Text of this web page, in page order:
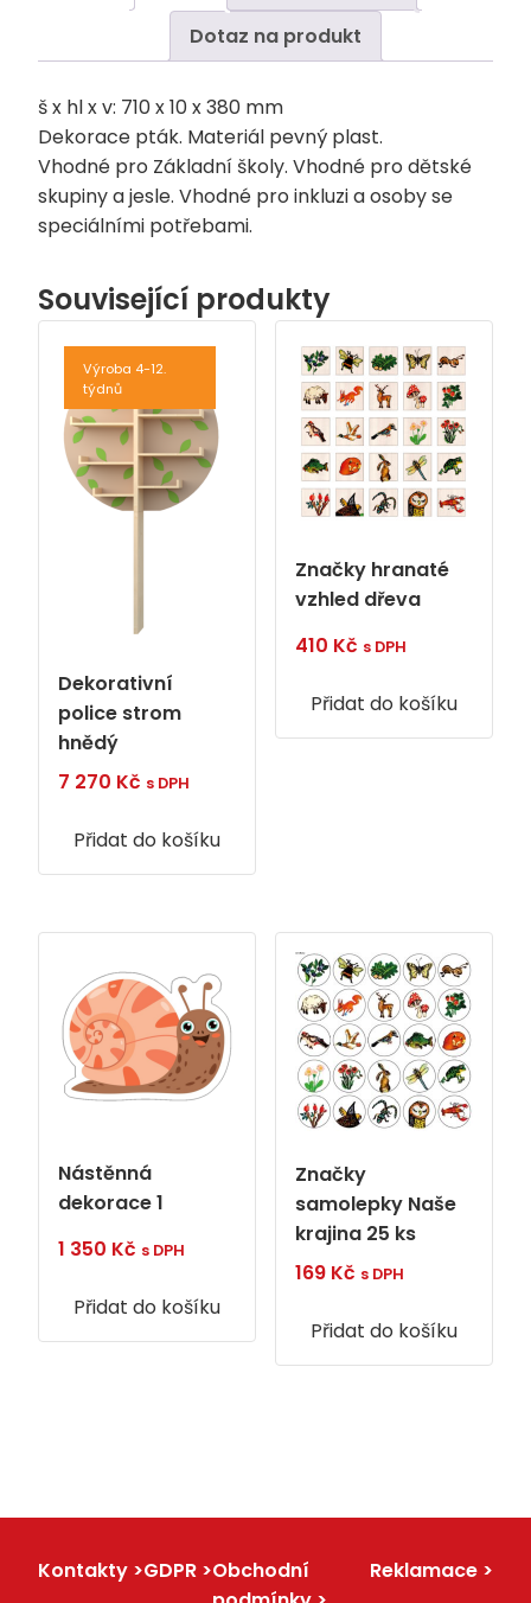
Dotaz na produkt
š x hl x v: 710 x 10 x 380 mm
Dekorace pták. Materiál pevný plast.
Vhodné pro Základní školy. Vhodné pro dětské
skupiny a jesle. Vhodné pro inkluzi a osoby se
speciálními potřebami.
Související produkty
Výroba 4-12.
týdnů
Dekorativní
police strom
hnědý
7 270 Kč s DPH
Přidat do košíku
Značky hranaté
vzhled dřeva
410 Kč s DPH
Přidat do košíku
Nástěnná
dekorace 1
1 350 Kč s DPH
Přidat do košíku
Značky
samolepky Naše
krajina 25 ks
169 Kč s DPH
Přidat do košíku
Kontakty GDPR
Obchodní
Reklamace